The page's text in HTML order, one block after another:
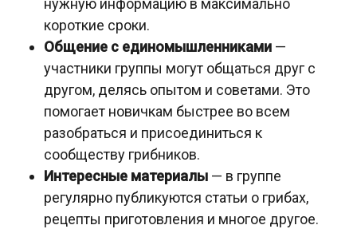
нужную информацию в максимально
короткие сроки.
Общение с единомышленниками —
участники группы могут общаться друг с
другом, делясь опытом и советами. Это
помогает новичкам быстрее во всем
разобраться и присоединиться к
сообществу грибников.
Интересные материалы — в группе
регулярно публикуются статьи о грибах,
рецепты приготовления и многое другое.